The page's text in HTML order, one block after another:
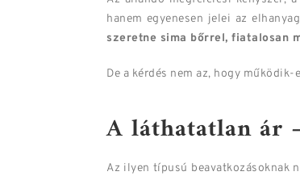
hanem egyenesen jelei az
szeretne sima bőrrel, fiatalosan
De a kérdés nem az, hogy
A láthatatlan ár
Az ilyen típusú beavatkozásoknak